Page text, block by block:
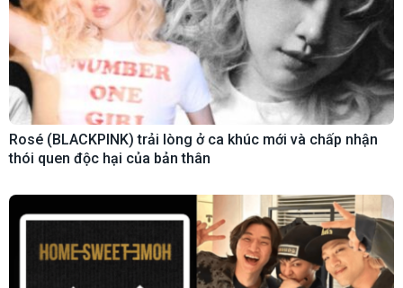
Rosé (BLACKPINK) trải lòng ở ca khúc mới và chấp nhận
thói quen độc hại của bản thân